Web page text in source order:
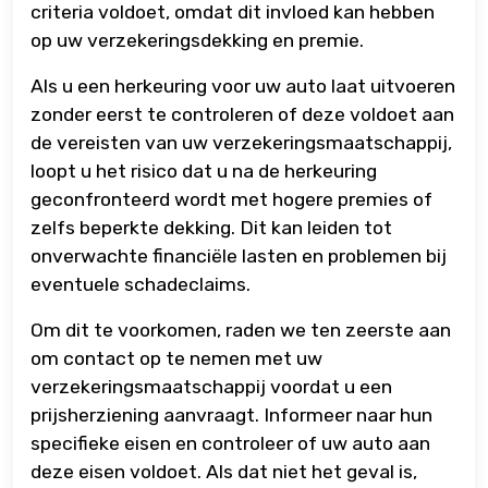
criteria voldoet, omdat dit invloed kan hebben
op uw verzekeringsdekking en premie.
Als u een herkeuring voor uw auto laat uitvoeren
zonder eerst te controleren of deze voldoet aan
de vereisten van uw verzekeringsmaatschappij,
loopt u het risico dat u na de herkeuring
geconfronteerd wordt met hogere premies of
zelfs beperkte dekking. Dit kan leiden tot
onverwachte financiële lasten en problemen bij
eventuele schadeclaims.
Om dit te voorkomen, raden we ten zeerste aan
om contact op te nemen met uw
verzekeringsmaatschappij voordat u een
prijsherziening aanvraagt. Informeer naar hun
specifieke eisen en controleer of uw auto aan
deze eisen voldoet. Als dat niet het geval is,